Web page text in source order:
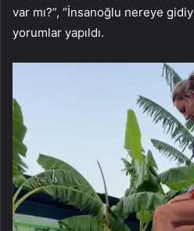
var mı?”, “İnsanoğlu nereye
yorumlar yapıldı.